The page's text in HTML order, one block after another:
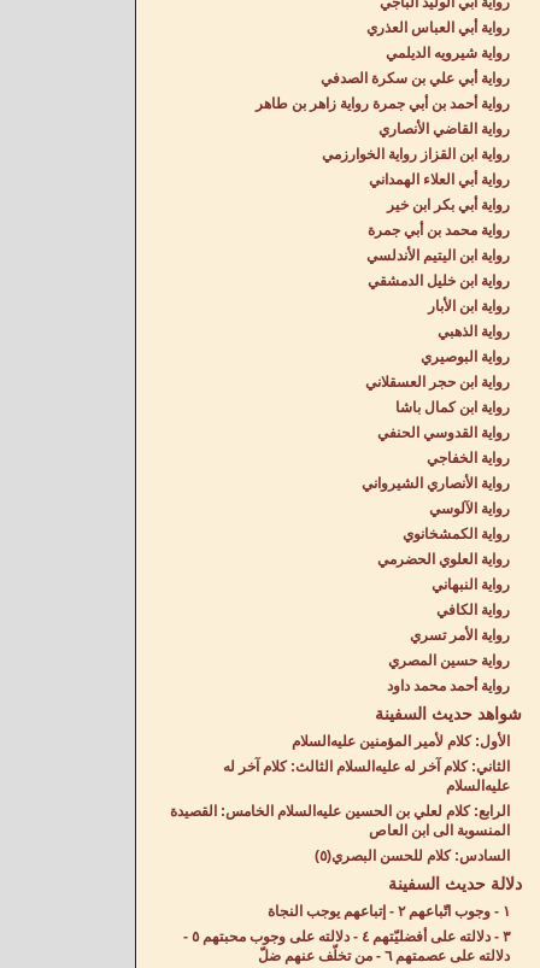
رواية أبي العباس العذري
رواية شيرويه الديلمي
رواية أبي علي بن سكرة الصدفي
رواية أحمد بن أبي جمرة رواية زاهر بن طاهر
رواية القاضي الأنصاري
رواية ابن القزاز رواية الخوارزمي
رواية أبي العلاء الهمداني
رواية أبي بكر ابن خير
رواية محمد بن أبي جمرة
رواية ابن اليتيم الأندلسي
رواية ابن خليل الدمشقي
رواية ابن الأبار
رواية الذهبي
رواية البوصيري
رواية ابن حجر العسقلاني
رواية ابن كمال باشا
رواية القدوسي الحنفي
رواية الخفاجي
رواية الأنصاري الشيرواني
رواية الآلوسي
رواية الكمشخانوي
رواية العلوي الحضرمي
رواية النبهاني
رواية الكافي
رواية الأمر تسري
رواية حسين المصري
رواية أحمد محمد داود
شواهد حديث السفينة
الأول: كلام لأمير المؤمنين عليه‌السلام
الثاني: كلام آخر له عليه‌السلام الثالث: كلام آخر له
عليه‌السلام
الرابع: كلام لعلي بن الحسين عليه‌السلام الخامس: القصيدة
المنسوبة الى ابن العاص
السادس: كلام للحسن البصري(٥)
دلالة حديث السفينة
١ - وجوب اتّباعهم ٢ - إتباعهم يوجب النجاة
٣ - دلالته على أفضليّتهم ٤ - دلالته على وجوب محبتهم ٥ -
دلالته على عصمتهم ٦ - من تخلّف عنهم ضلّ